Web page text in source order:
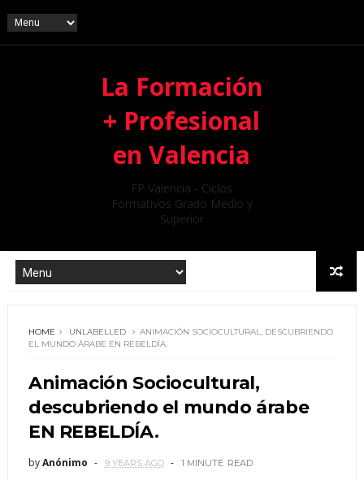
La Formación
+ Profesional
en Valencia
FP Valencia - Ciclos
Formativos Grado Medio y
Superior
HOME UNLABELLED
ANIMACIÓN SOCIOCULTURAL, DESCUBRIENDO
EL MUNDO ÁRABE EN REBELDÍA.
Animación Sociocultural,
descubriendo el mundo árabe
EN REBELDÍA.
byAnónimo 9 YEARS AGO 1 MINUTE READ